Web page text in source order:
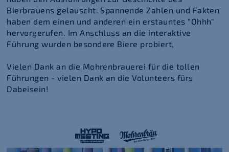
Bierbrauens gelauscht. Spannende Zahlen und Fakten
haben dem einen und anderen ein erstauntes "Ohhh"
hervorgerufen. Im Anschluss an die interaktive
Führung wurden besondere Biere probiert,
Vielen Dank an die Mohrenbrauerei für die tollen
Führungen - vielen Dank an die Volunteers fürs
Dabeisein!